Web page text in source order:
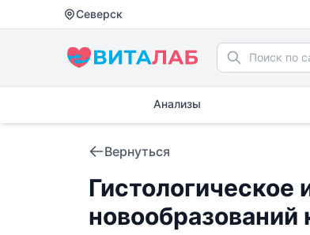
Северск
Анализы
Вернуться
Гистологическое